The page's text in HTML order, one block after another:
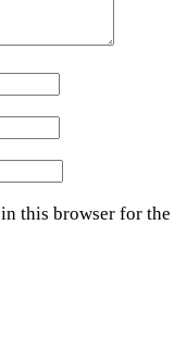
this browser for the